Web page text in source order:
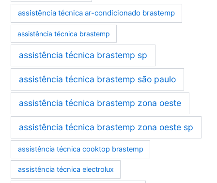
assistência técnica ar-condicionado brastemp
assistência técnica brastemp
assistência técnica brastemp sp
assistência técnica brastemp são paulo
assistência técnica brastemp zona oeste
assistência técnica brastemp zona oeste sp
assistência técnica cooktop brastemp
assistência técnica electrolux